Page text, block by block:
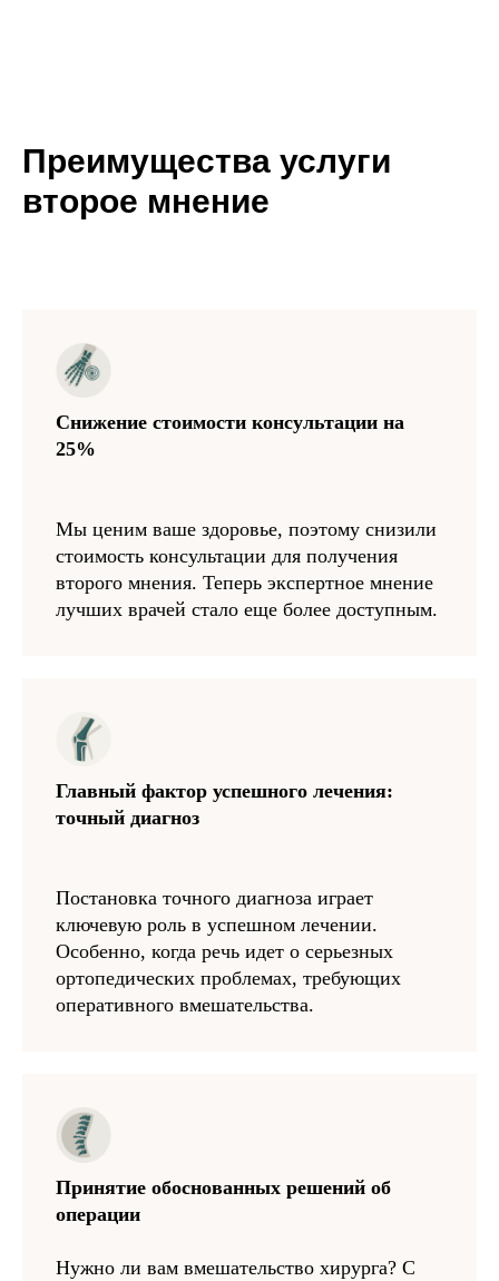
Преимущества услуги
второе мнение
Снижение стоимости консультации на
25%
Мы ценим ваше здоровье, поэтому снизили
стоимость консультации для получения
второго мнения. Теперь экспертное мнение
лучших врачей стало еще более доступным.
Главный фактор успешного лечения:
точный диагноз
Постановка точного диагноза играет
ключевую роль в успешном лечении.
Особенно, когда речь идет о серьезных
ортопедических проблемах, требующих
оперативного вмешательства.
Принятие обоснованных решений об
операции
Нужно ли вам вмешательство хирурга? С